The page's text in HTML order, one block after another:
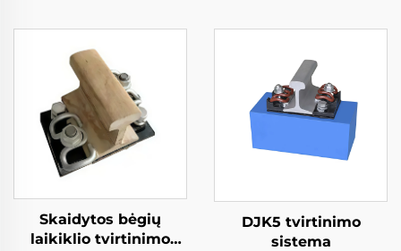
Skaidytos bėgių
laikiklio tvirtinimo
DJK5 tvirtinimo
sistema